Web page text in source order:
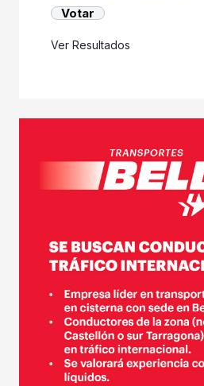
Ver Resultados